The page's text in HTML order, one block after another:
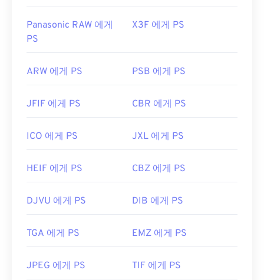
Panasonic RAW 에게
PS
X3F 에게 PS
ARW 에게 PS PSB 에게 PS
JFIF 에게 PS CBR 에게 PS
ICO 에게 PS JXL 에게 PS
HEIF 에게 PS CBZ 에게 PS
DJVU 에게 PS DIB 에게 PS
TGA 에게 PS EMZ 에게 PS
JPEG 에게 PS TIF 에게 PS